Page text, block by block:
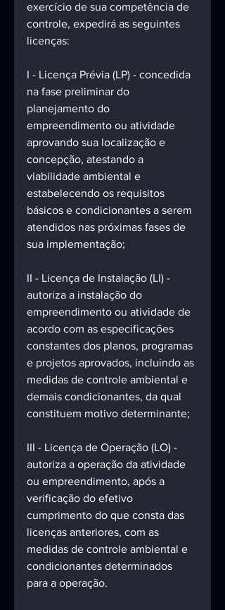
exercício de sua competência de
controle, expedirá as seguintes
licenças:
I - Licença Prévia (LP) - concedida
na fase preliminar do
planejamento do
empreendimento ou atividade
aprovando sua localização e
concepção, atestando a
viabilidade ambiental e
estabelecendo os requisitos
básicos e condicionantes a serem
atendidos nas próximas fases de
sua implementação;
II - Licença de Instalação (LI) -
autoriza a instalação do
empreendimento ou atividade de
acordo com as especificações
constantes dos planos, programas
e projetos aprovados, incluindo as
medidas de controle ambiental e
demais condicionantes, da qual
constituem motivo determinante;
III - Licença de Operação (LO) -
autoriza a operação da atividade
ou empreendimento, após a
verificação do efetivo
cumprimento do que consta das
licenças anteriores, com as
medidas de controle ambiental e
condicionantes determinados
para a operação.